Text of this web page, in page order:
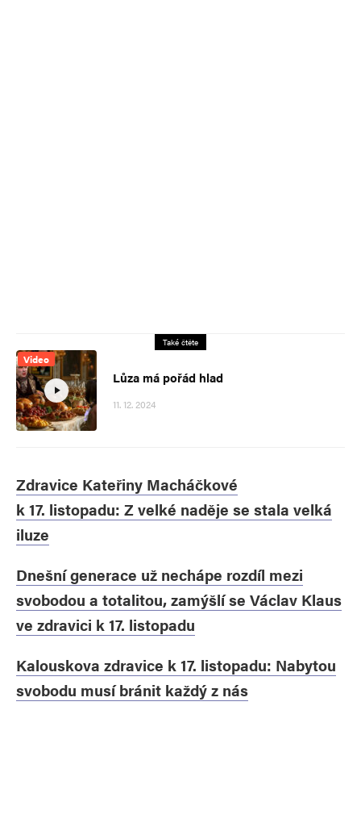
Také čtěte
Video
Lůza má pořád hlad
11. 12. 2024
Zdravice Kateřiny Macháčkové
k 17. listopadu: Z velké naděje se stala velká
iluze
Dnešní generace už nechápe rozdíl mezi
svobodou a totalitou, zamýšlí se Václav Klaus
ve zdravici k 17. listopadu
Kalouskova zdravice k 17. listopadu: Nabytou
svobodu musí bránit každý z nás